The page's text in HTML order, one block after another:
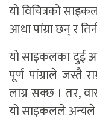
यो विचित्रको
आधा पांग्रा छन् र
यो साइकलका दुई
पूर्ण पांग्राले जस्तै
लाग्न सक्छ । तर,
यो साइकलले अन्यले